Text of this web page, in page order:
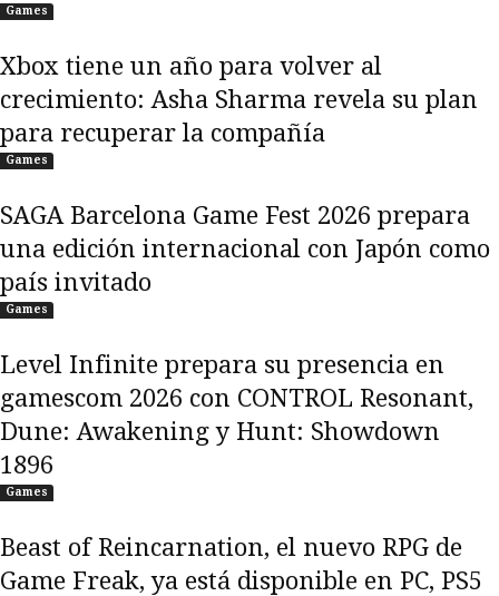
Games
Xbox tiene un año para volver al
crecimiento: Asha Sharma revela su plan
para recuperar la compañía
Games
SAGA Barcelona Game Fest 2026 prepara
una edición internacional con Japón como
país invitado
Games
Level Infinite prepara su presencia en
gamescom 2026 con CONTROL Resonant,
Dune: Awakening y Hunt: Showdown
1896
Games
Beast of Reincarnation, el nuevo RPG de
Game Freak, ya está disponible en PC, PS5